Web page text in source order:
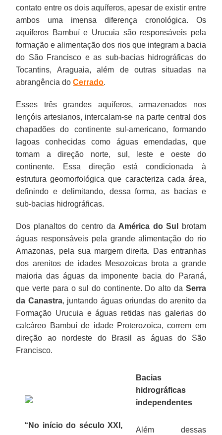
contato entre os dois aquíferos, apesar de existir entre
ambos uma imensa diferença cronológica. Os
aquíferos Bambuí e Urucuia são responsáveis pela
formação e alimentação dos rios que integram a bacia
do São Francisco e as sub-bacias hidrográficas do
Tocantins, Araguaia, além de outras situadas na
abrangência doCerrado.
Esses três grandes aquíferos, armazenados nos
lençóis artesianos, intercalam-se na parte central dos
chapadões do continente sul-americano, formando
lagoas conhecidas como águas emendadas, que
tomam a direção norte, sul, leste e oeste do
continente. Essa direção está condicionada à
estrutura geomorfológica que caracteriza cada área,
definindo e delimitando, dessa forma, as bacias e
sub-bacias hidrográficas.
Dos planaltos do centro da América do Sul
brotam
águas responsáveis pela grande alimentação do rio
Amazonas, pela sua margem direita. Das entranhas
dos arenitos de idades Mesozoicas brota a grande
maioria das águas da imponente bacia do Paraná,
que verte para o sul do continente. Do alto da Serra
da Canastra, juntando águas oriundas do arenito da
Formação Urucuia e águas retidas nas galerias do
calcáreo Bambuí de idade Proterozoica, correm em
direção ao nordeste do Brasil as águas do São
Francisco.
“No início do século XXI,
Bacias
hidrográficas
independentes
Além dessas